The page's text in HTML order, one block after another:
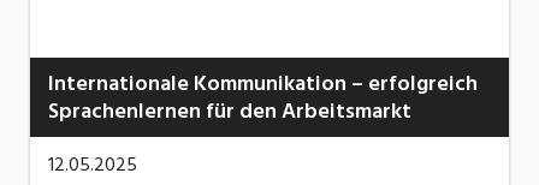
Internationale Kommunikation – erfolgreich
Sprachenlernen für den Arbeitsmarkt
12.05.2025